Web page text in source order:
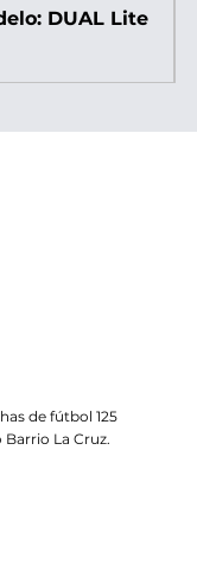
DUAL Lite
de fútbol 125
La Cruz.